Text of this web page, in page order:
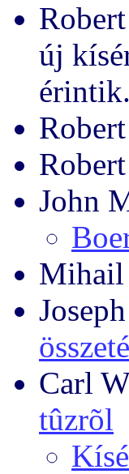
új
John
Mihail
Carl
tûzrõl